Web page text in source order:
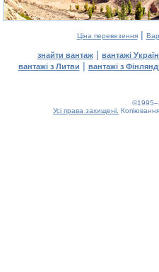
Ціна перевезення|
знайти вантаж | вантажі
вантажі з Литви | вантажі з
Усі права захищені.